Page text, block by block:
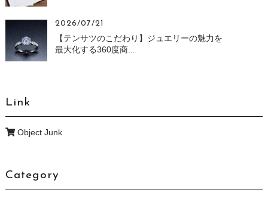
2026/07/21
【テンサツのこだわり】ジュエリーの魅力を
最大化する360度商...
Link
Object Junk
Category